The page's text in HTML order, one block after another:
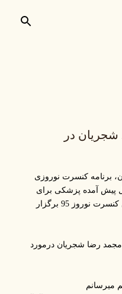
در
برنامه کنسرت نوروزی
پیش آمده پزشکی برای
ایشان لغو گردیده است. قرار بود این کنسرت نوروز 95 برگزار
رضا شجریان درمورد
ميرسانم